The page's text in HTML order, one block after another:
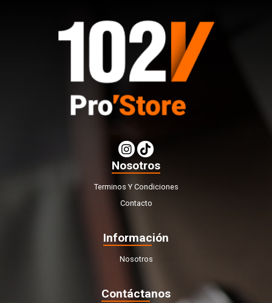
Nosotros
Terminos Y Condiciones
Contacto
Información
Nosotros
Contáctanos